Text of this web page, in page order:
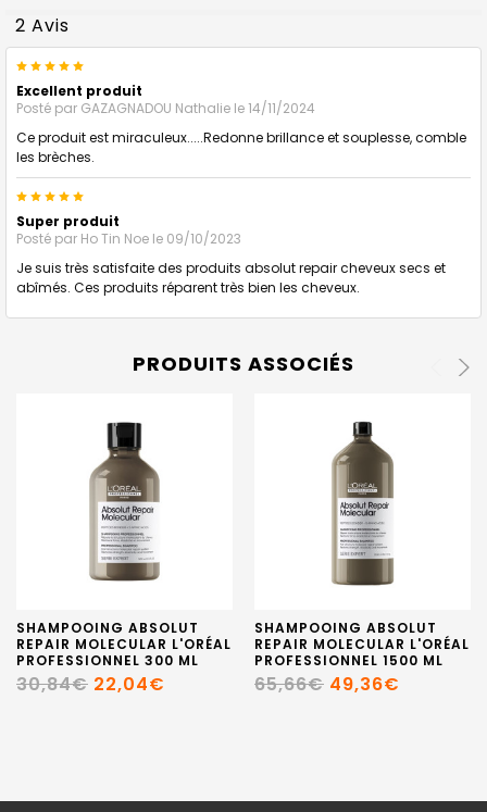
2 Avis
5
Excellent produit
Posté par GAZAGNADOU Nathalie le 14/11/2024
Ce produit est miraculeux.....Redonne brillance et souplesse, comble
les brèches.
5
Super produit
Posté par Ho Tin Noe le 09/10/2023
Je suis très satisfaite des produits absolut repair cheveux secs et
abîmés. Ces produits réparent très bien les cheveux.
PRODUITS ASSOCIÉS
SHAMPOOING ABSOLUT
REPAIR MOLECULAR L'ORÉAL
PROFESSIONNEL 300 ML
30,84€ 22,04€
SHAMPOOING ABSOLUT
REPAIR MOLECULAR L'ORÉAL
PROFESSIONNEL 1500 ML
65,66€ 49,36€